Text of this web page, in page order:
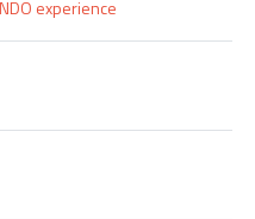
experience